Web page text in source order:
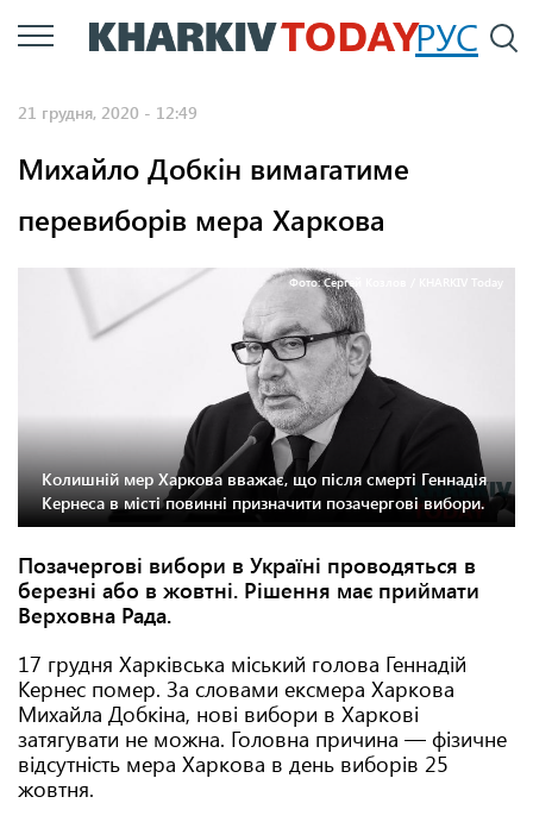
Перейти
до
РУС
21 грудня, 2020 - 12:49
Михайло Добкін вимагатиме
перевиборів мера Харкова
Фото: Сергей Козлов / KHARKIV Today
Колишній мер Харкова вважає, що після смерті Геннадія
Кернеса в місті повинні призначити позачергові вибори.
Позачергові вибори в Україні проводяться в
березні або в жовтні. Рішення має приймати
Верховна Рада.
17 грудня Харківська міський голова Геннадій
Кернес помер. За словами ексмера Харкова
Михайла Добкіна, нові вибори в Харкові
затягувати не можна. Головна причина — фізичне
відсутність мера Харкова в день виборів 25
жовтня.